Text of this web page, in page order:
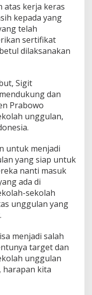
atas kerja keras
kepada yang
telah
sertifikat
dilaksanakan
Sigit
dan
Prabowo
unggulan,
untuk menjadi
yang siap untuk
nanti masuk
ada di
sekolah
unggulan yang
menjadi salah
target dan
unggulan
harapan kita